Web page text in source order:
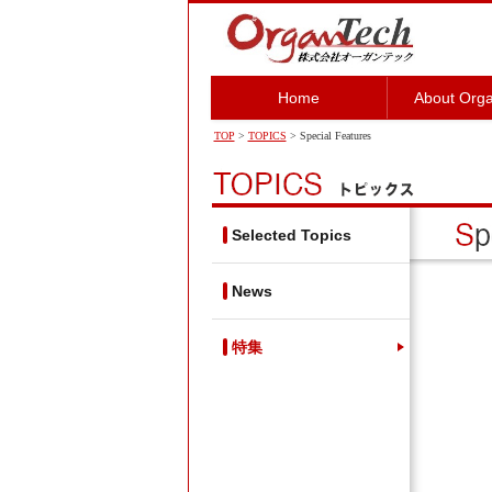
Home About
TOP > TOPICS > Special Features
Selected Topics
News
特集